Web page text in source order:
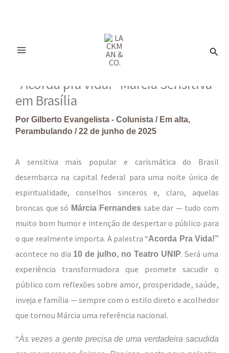
“Acorda pra vida!” Márcia Sensitiva
em Brasília
Por Gilberto Evangelista - Colunista / Em alta,
Perambulando /22 de junho de 2025
A sensitiva mais popular e carismática do Brasil
desembarca na capital federal para uma noite única de
espiritualidade, conselhos sinceros e, claro, aquelas
broncas que só Márcia Fernandes sabe dar — tudo com
muito bom humor e intenção de despertar o público para
o que realmente importa. A palestra “Acorda Pra Vida!”
acontece no dia 10 de julho, no Teatro UNIP. Será uma
experiência transformadora que promete sacudir o
público com reflexões sobre amor, prosperidade, saúde,
inveja e família — sempre com o estilo direto e acolhedor
que tornou Márcia uma referência nacional.
“Às vezes a gente precisa de uma verdadeira sacudida